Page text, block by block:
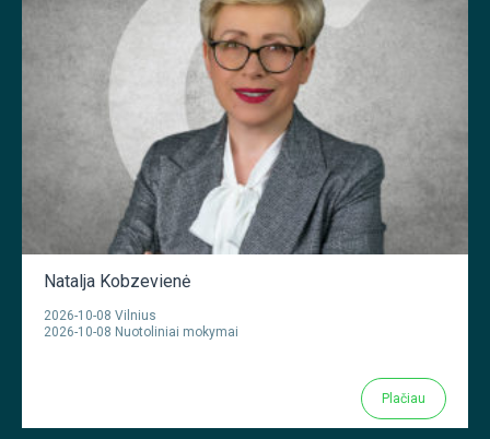
Natalja Kobzevienė
2026-10-08 Vilnius
2026-10-08 Nuotoliniai mokymai
Plačiau